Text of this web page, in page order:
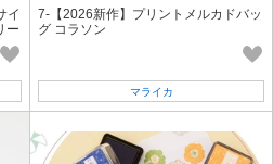
イ
ー
7-【2026新作】プリントメルカドバッ
グ コラソン
マライカ